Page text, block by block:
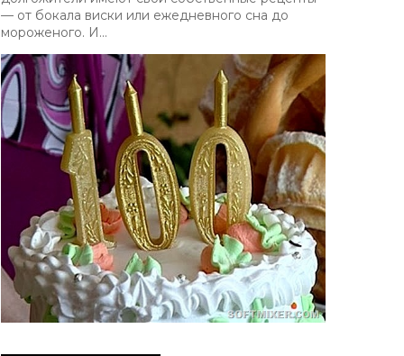
— от бокала виски или ежедневного сна до
мороженого. И...